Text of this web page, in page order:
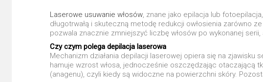
Laserowe usuwanie włosów, znane jako epilacja lub
długotrwałą i skuteczną metodę redukcji owłosienia zarówno
pozwala znacznie zmniejszyć liczbę włosów po wykonanej
Czy czym polega depilacja laserowa
Mechanizm działania depilacji laserowej opiera się na
hamuje wzrost włosa, jednocześnie oszczędzając otaczającą
(anagenu), czyli kiedy są widoczne na powierzchni skóry.